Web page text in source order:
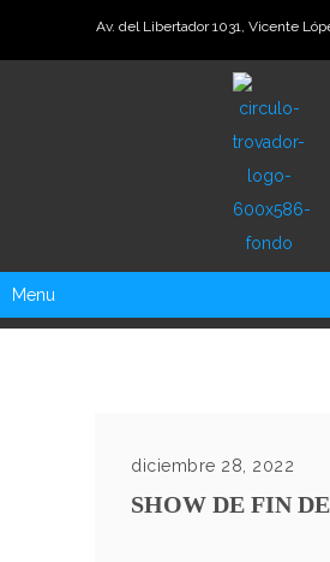
Av. del Libertador 1031, Vicente
Menu
diciembre 28, 2022
SHOW DE FIN